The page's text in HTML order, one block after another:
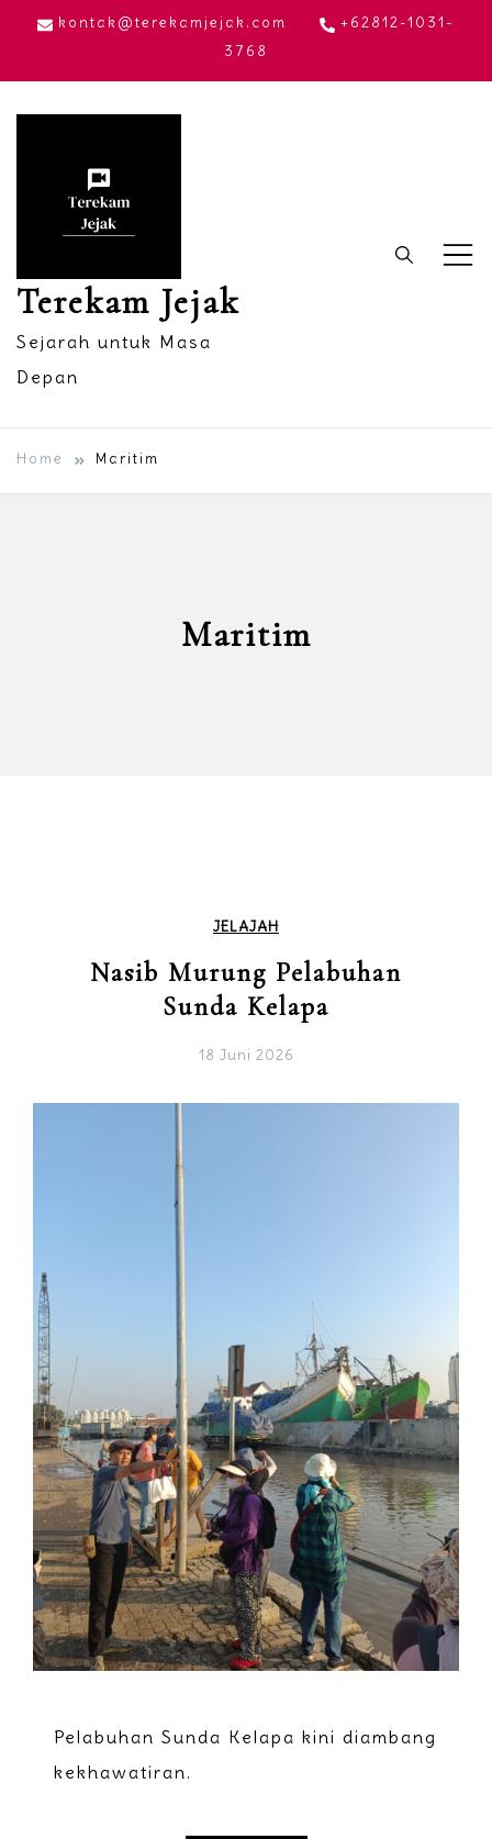
Skip
content
kontak@terekamjejak.com
+62812-1031-
3768
Terekam Jejak
Sejarah untuk Masa
Depan
Home Maritim
Maritim
JELAJAH
Nasib Murung Pelabuhan
Sunda Kelapa
18 Juni 2026
Pelabuhan Sunda Kelapa kini diambang
kekhawatiran.